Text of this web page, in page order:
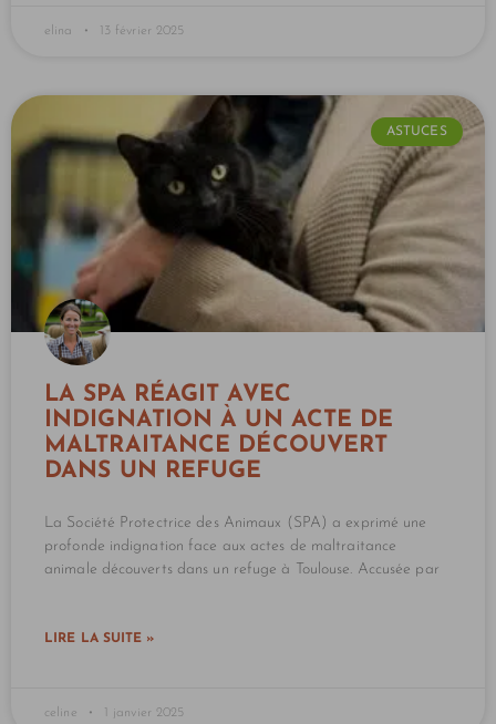
elina 13 février 2025
ASTUCES
LA SPA RÉAGIT AVEC
INDIGNATION À UN ACTE DE
MALTRAITANCE DÉCOUVERT
DANS UN REFUGE
La Société Protectrice des Animaux (SPA) a exprimé une
profonde indignation face aux actes de maltraitance
animale découverts dans un refuge à Toulouse. Accusée par
LIRE LA SUITE »
celine 1 janvier 2025